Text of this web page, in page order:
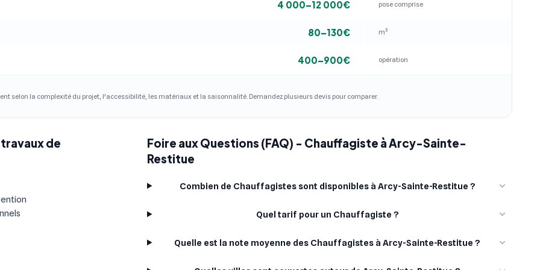
4 000–12 000€ pose comprise
80–130€ m²
400–900€ opération
selon la complexité du projet, l'accessibilité, les matériaux et la saisonnalité. Demandez plusieurs devis pour comparer.
de
Foire aux Questions (FAQ) - Chauffagiste à Arcy-Sainte-
Restitue
Combien de Chauffagistes sont disponibles à Arcy-Sainte-Restitue ?
Quel tarif pour un Chauffagiste ?
Quelle est la note moyenne des Chauffagistes à Arcy-Sainte-Restitue ?